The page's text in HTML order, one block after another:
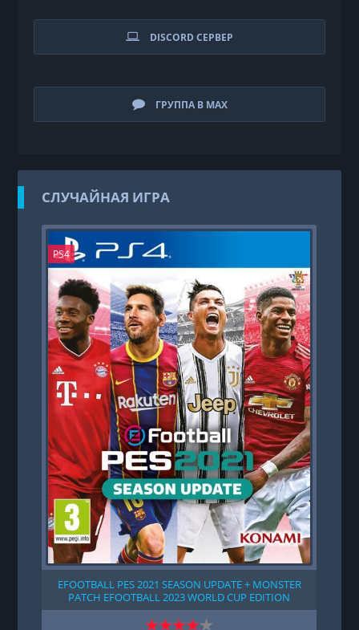
DISCORD СЕРВЕР
ГРУППА В MAX
СЛУЧАЙНАЯ ИГРА
PS4
EFOOTBALL PES 2021 SEASON UPDATE + MONSTER
PATCH EFOOTBALL 2023 WORLD CUP EDITION
DATAPACK (2020)